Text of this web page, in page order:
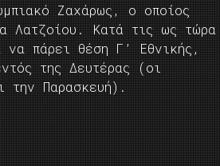
Ζαχάρως, ο οποίος
Λατζοίου. Κατά τις ως τώρα
να πάρει θέση Γ’ Εθνικής,
της Δευτέρας (οι
την Παρασκευή).